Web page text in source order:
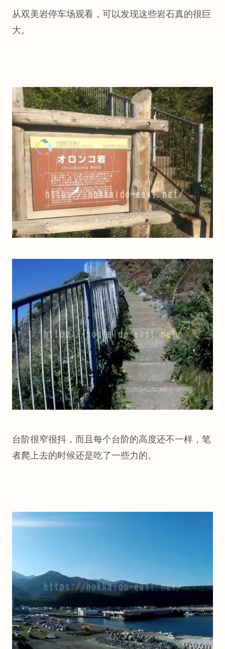
从双美岩停车场观看，可以发现这些岩石真的很巨
大。
台阶很窄很抖，而且每个台阶的高度还不一样，笔
者爬上去的时候还是吃了一些力的。